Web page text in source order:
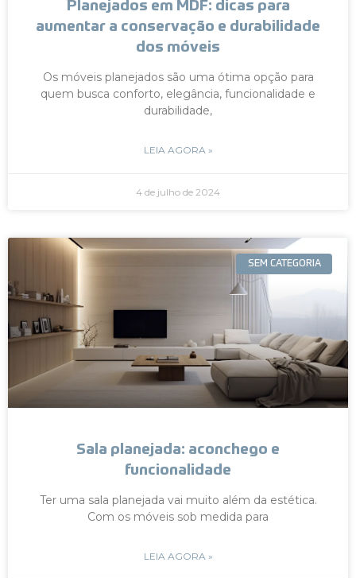
Planejados em MDF: dicas para
aumentar a conservação e durabilidade
dos móveis
Os móveis planejados são uma ótima opção para
quem busca conforto, elegância, funcionalidade e
durabilidade,
LEIA AGORA »
4 de julho de 2024
SEM CATEGORIA
Sala planejada: aconchego e
funcionalidade
Ter uma sala planejada vai muito além da estética.
Com os móveis sob medida para
LEIA AGORA »